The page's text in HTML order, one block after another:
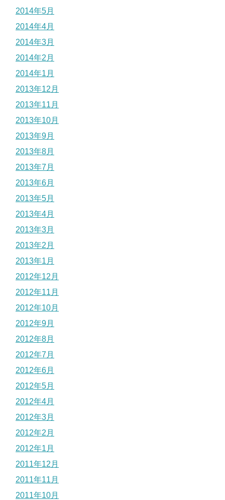
2014年5月
2014年4月
2014年3月
2014年2月
2014年1月
2013年12月
2013年11月
2013年10月
2013年9月
2013年8月
2013年7月
2013年6月
2013年5月
2013年4月
2013年3月
2013年2月
2013年1月
2012年12月
2012年11月
2012年10月
2012年9月
2012年8月
2012年7月
2012年6月
2012年5月
2012年4月
2012年3月
2012年2月
2012年1月
2011年12月
2011年11月
2011年10月